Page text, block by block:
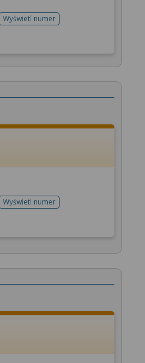
Wyświetl numertelefonu do rejestracji
Wyświetl numertelefonu do rejestracji